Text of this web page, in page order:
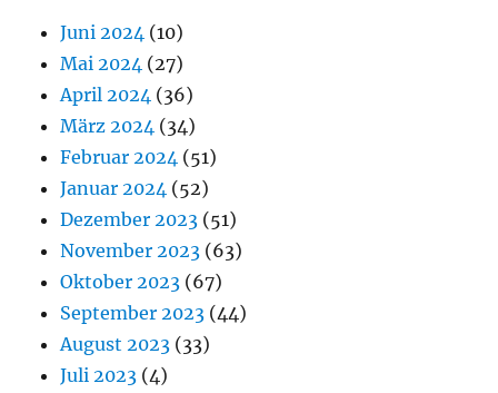
Juni 2024 (10)
Mai 2024 (27)
April 2024 (36)
März 2024 (34)
Februar 2024 (51)
Januar 2024 (52)
Dezember 2023 (51)
November 2023 (63)
Oktober 2023 (67)
September 2023 (44)
August 2023 (33)
Juli 2023 (4)